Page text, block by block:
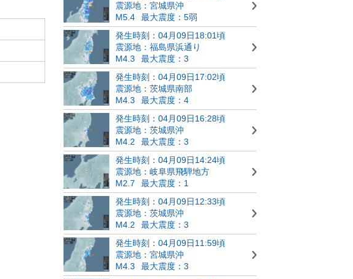
震源地：宮城県沖
M5.4
最大震度：5弱
発生時刻：04月09日18:01頃
震源地：福島県浜通り
M4.3
最大震度：3
発生時刻：04月09日17:02頃
震源地：茨城県南部
M4.3
最大震度：4
発生時刻：04月09日16:28頃
震源地：茨城県沖
M4.2
最大震度：3
発生時刻：04月09日14:24頃
震源地：岐阜県飛騨地方
M2.7
最大震度：1
発生時刻：04月09日12:33頃
震源地：茨城県沖
M4.2
最大震度：3
発生時刻：04月09日11:59頃
震源地：宮城県沖
M4.3
最大震度：3